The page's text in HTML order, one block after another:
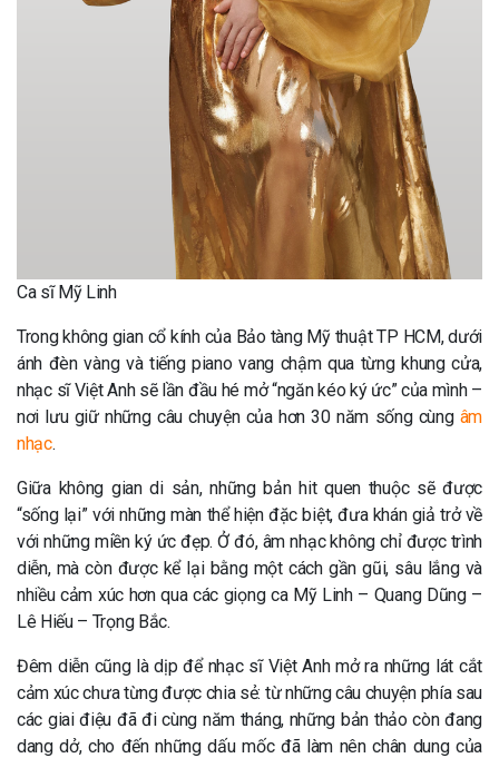
Ca sĩ Mỹ Linh
Trong không gian cổ kính của Bảo tàng Mỹ thuật TP HCM, dưới
ánh đèn vàng và tiếng piano vang chậm qua từng khung cửa,
nhạc sĩ Việt Anh sẽ lần đầu hé mở “ngăn kéo ký ức” của mình –
nơi lưu giữ những câu chuyện của hơn 30 năm sống cùngâm
nhạc.
Giữa không gian di sản, những bản hit quen thuộc sẽ được
“sống lại” với những màn thể hiện đặc biệt, đưa khán giả trở về
với những miền ký ức đẹp. Ở đó, âm nhạc không chỉ được trình
diễn, mà còn được kể lại bằng một cách gần gũi, sâu lắng và
nhiều cảm xúc hơn qua các giọng ca Mỹ Linh – Quang Dũng –
Lê Hiếu – Trọng Bắc.
Đêm diễn cũng là dịp để nhạc sĩ Việt Anh mở ra những lát cắt
cảm xúc chưa từng được chia sẻ: từ những câu chuyện phía sau
các giai điệu đã đi cùng năm tháng, những bản thảo còn đang
dang dở, cho đến những dấu mốc đã làm nên chân dung của